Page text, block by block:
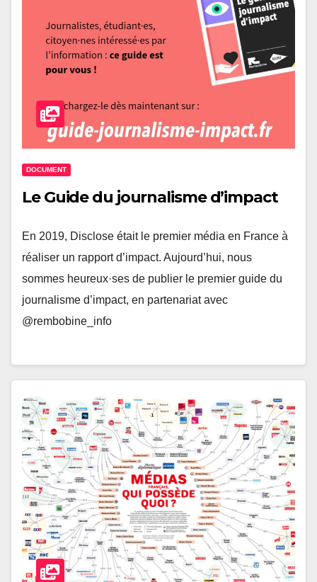
DOCUMENT
Le Guide du journalisme d’impact
En 2019, Disclose était le premier média en France à
réaliser un rapport d’impact. Aujourd’hui, nous
sommes heureux·ses de publier le premier guide du
journalisme d’impact, en partenariat avec
@rembobine_info